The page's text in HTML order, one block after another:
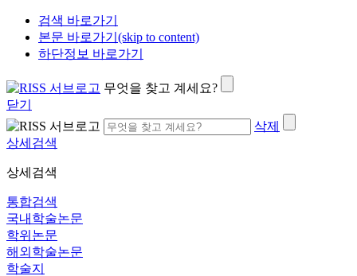
검색 바로가기
본문 바로가기(skip to content)
하단정보 바로가기
무엇을 찾고 계세요?
닫기
삭제
상세검색
상세검색
통합검색
국내학술논문
학위논문
해외학술논문
학술지